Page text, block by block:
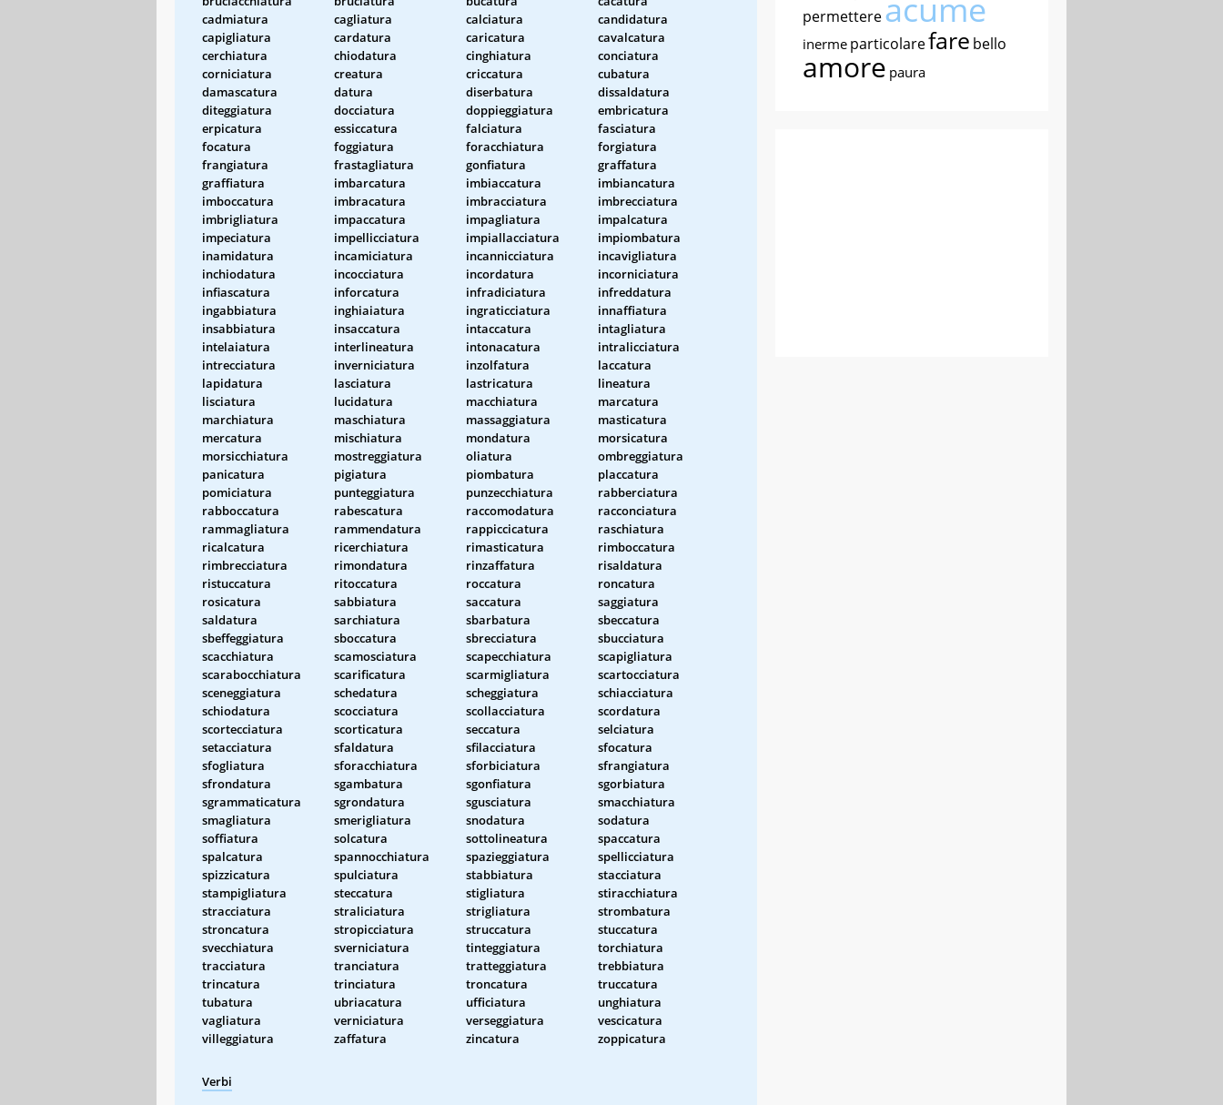
cadmiatura
cagliatura calciatura
candidatura
capigliatura
cardatura caricatura
cavalcatura
cerchiatura
chiodatura cinghiatura
conciatura
corniciatura
creatura criccatura
cubatura
damascatura
datura diserbatura
dissaldatura
diteggiatura
docciatura doppieggiatura
embricatura
erpicatura
essiccatura falciatura
fasciatura
focatura
foggiatura foracchiatura
forgiatura
frangiatura
frastagliatura gonfiatura
graffatura
graffiatura
imbarcatura imbiaccatura
imbiancatura
imboccatura
imbracatura imbracciatura
imbrecciatura
imbrigliatura
impaccatura impagliatura
impalcatura
impeciatura
impellicciatura impiallacciatura
impiombatura
inamidatura
incamiciatura incannicciatura
incavigliatura
inchiodatura
incocciatura incordatura
incorniciatura
infiascatura
inforcatura infradiciatura
infreddatura
ingabbiatura
inghiaiatura ingraticciatura
innaffiatura
insabbiatura
insaccatura intaccatura
intagliatura
intelaiatura
interlineatura intonacatura
intralicciatura
intrecciatura
inverniciatura inzolfatura
laccatura
lapidatura
lasciatura lastricatura
lineatura
lisciatura
lucidatura macchiatura
marcatura
marchiatura
maschiatura massaggiatura
masticatura
mercatura
mischiatura mondatura
morsicatura
morsicchiatura
mostreggiatura oliatura
ombreggiatura
panicatura
pigiatura piombatura
placcatura
pomiciatura
punteggiatura punzecchiatura
rabberciatura
rabboccatura
rabescatura raccomodatura
racconciatura
rammagliatura
rammendatura rappiccicatura
raschiatura
ricalcatura
ricerchiatura rimasticatura
rimboccatura
rimbrecciatura
rimondatura rinzaffatura
risaldatura
ristuccatura
ritoccatura roccatura
roncatura
rosicatura
sabbiatura saccatura
saggiatura
saldatura
sarchiatura sbarbatura
sbeccatura
sbeffeggiatura
sboccatura sbrecciatura
sbucciatura
scacchiatura
scamosciatura scapecchiatura
scapigliatura
scarabocchiatura
scarificatura scarmigliatura
scartocciatura
sceneggiatura
schedatura scheggiatura
schiacciatura
schiodatura
scocciatura scollacciatura
scordatura
scortecciatura
scorticatura seccatura
selciatura
setacciatura
sfaldatura sfilacciatura
sfocatura
sfogliatura
sforacchiatura sforbiciatura
sfrangiatura
sfrondatura
sgambatura sgonfiatura
sgorbiatura
sgrammaticatura
sgrondatura sgusciatura
smacchiatura
smagliatura
smerigliatura snodatura
sodatura
soffiatura
solcatura sottolineatura
spaccatura
spalcatura
spannocchiatura spazieggiatura
spellicciatura
spizzicatura
spulciatura stabbiatura
stacciatura
stampigliatura
steccatura stigliatura
stiracchiatura
stracciatura
straliciatura strigliatura
strombatura
stroncatura
stropicciatura struccatura
stuccatura
svecchiatura
sverniciatura tinteggiatura
torchiatura
tracciatura
tranciatura tratteggiatura
trebbiatura
trincatura
trinciatura troncatura
truccatura
tubatura
ubriacatura ufficiatura
unghiatura
vagliatura
verniciatura verseggiatura
vescicatura
villeggiatura
zaffatura zincatura zoppicatura
Verbi
permettereacume
inerme particolarefare bello
amore paura